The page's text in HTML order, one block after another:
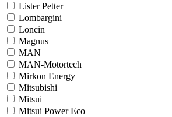
Lister Petter
Lombargini
Loncin
Magnus
MAN
MAN-Motortech
Mirkon Energy
Mitsubishi
Mitsui
Mitsui Power Eco